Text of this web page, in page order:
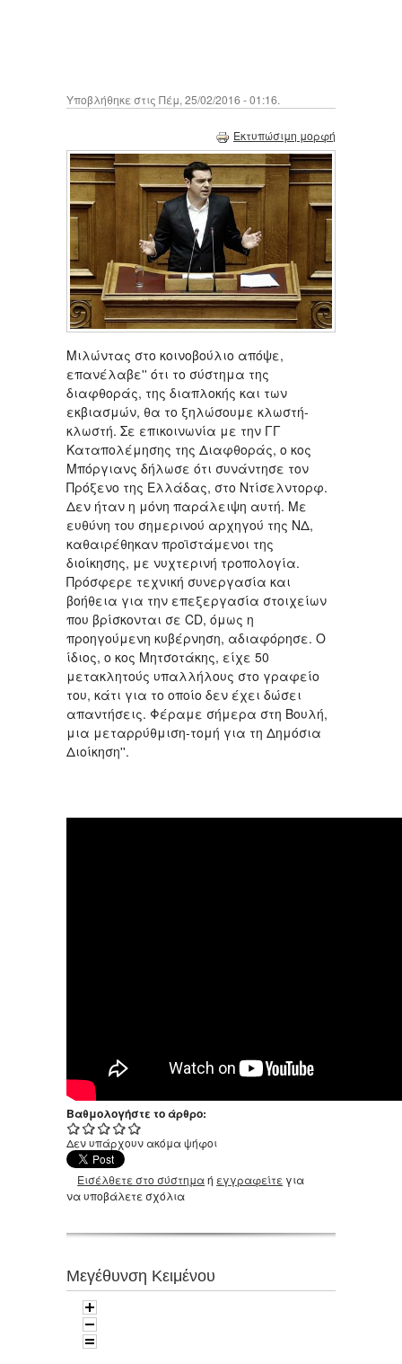
Υποβλήθηκε στις Πέμ, 25/02/2016 - 01:16.
Εκτυπώσιμη μορφή
Μιλώντας στο κοινοβούλιο απόψε,
επανέλαβε'' ότι το σύστημα της
διαφθοράς, της διαπλοκής και των
εκβιασμών, θα το ξηλώσουμε κλωστή-
κλωστή. Σε επικοινωνία με την ΓΓ
Καταπολέμησης της Διαφθοράς, ο κος
Μπόργιανς δήλωσε ότι συνάντησε τον
Πρόξενο της Ελλάδας, στο Ντίσελντορφ.
Δεν ήταν η μόνη παράλειψη αυτή. Με
ευθύνη του σημερινού αρχηγού της ΝΔ,
καθαιρέθηκαν προϊστάμενοι της
διοίκησης, με νυχτερινή τροπολογία.
Πρόσφερε τεχνική συνεργασία και
βοήθεια για την επεξεργασία στοιχείων
που βρίσκονται σε CD, όμως η
προηγούμενη κυβέρνηση, αδιαφόρησε. Ο
ίδιος, ο κος Μητσοτάκης, είχε 50
μετακλητούς υπαλλήλους στο γραφείο
του, κάτι για το οποίο δεν έχει δώσει
απαντήσεις. Φέραμε σήμερα στη Bουλή,
μια μεταρρύθμιση-τομή για τη Δημόσια
Διοίκηση''.
Βαθμολογήστε το άρθρο:
Δεν υπάρχουν ακόμα ψήφοι
Εισέλθετε στο σύστημαή εγγραφείτε για
να υποβάλετε σχόλια
Μεγέθυνση Κειμένου